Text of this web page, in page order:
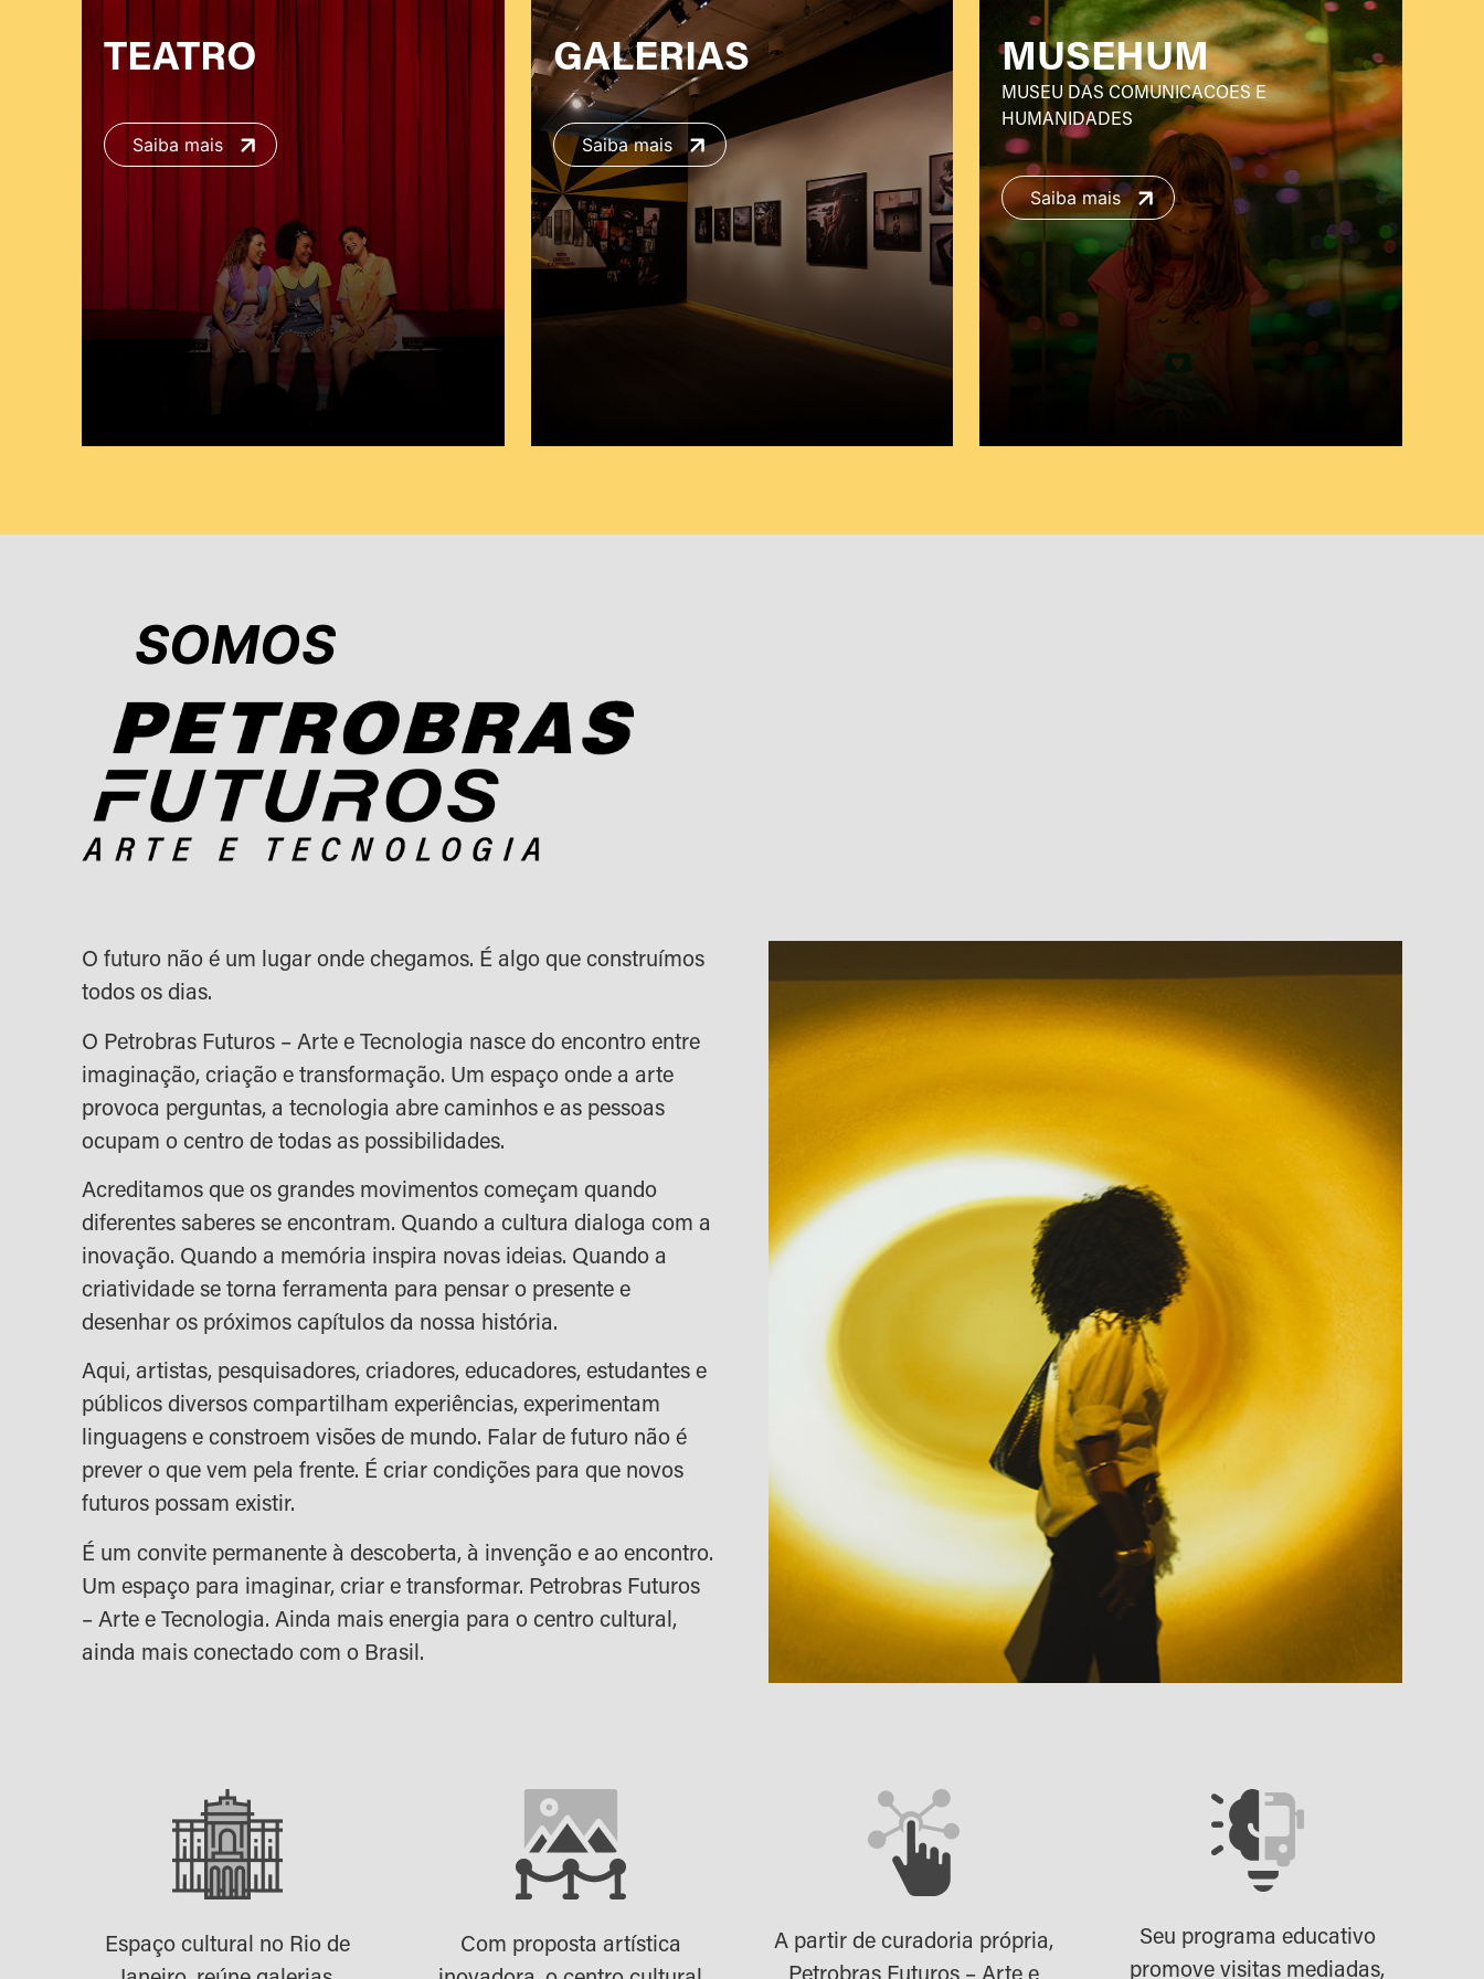
TEATRO
Saiba mais
GALERIAS
Saiba mais
MUSEHUM
MUSEU DAS COMUNICACOES E
HUMANIDADES
Saiba mais
SOMOS
O futuro não é um lugar onde chegamos. É algo que construímos
todos os dias.
O Petrobras Futuros – Arte e Tecnologia nasce do encontro entre
imaginação, criação e transformação. Um espaço onde a arte
provoca perguntas, a tecnologia abre caminhos e as pessoas
ocupam o centro de todas as possibilidades.
Acreditamos que os grandes movimentos começam quando
diferentes saberes se encontram. Quando a cultura dialoga com a
inovação. Quando a memória inspira novas ideias. Quando a
criatividade se torna ferramenta para pensar o presente e
desenhar os próximos capítulos da nossa história.
Aqui, artistas, pesquisadores, criadores, educadores, estudantes e
públicos diversos compartilham experiências, experimentam
linguagens e constroem visões de mundo. Falar de futuro não é
prever o que vem pela frente. É criar condições para que novos
futuros possam existir.
É um convite permanente à descoberta, à invenção e ao encontro.
Um espaço para imaginar, criar e transformar. Petrobras Futuros
– Arte e Tecnologia. Ainda mais energia para o centro cultural,
ainda mais conectado com o Brasil.
Espaço cultural no Rio de
Com proposta artística
A partir de curadoria própria,
Petrobras Futuros – Arte e
Seu programa educativo
promove visitas mediadas,